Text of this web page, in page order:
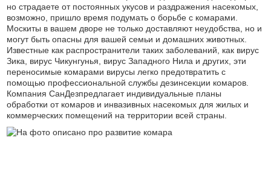
но страдаете от постоянных укусов и раздражения насекомых,
возможно, пришло время подумать о борьбе с комарами.
Москиты в вашем дворе не только доставляют неудобства, но и
могут быть опасны для вашей семьи и домашних животных.
Известные как распространители таких заболеваний, как вирус
Зика, вирус Чикунгунья, вирус Западного Нила и других, эти
переносимые комарами вирусы легко предотвратить с
помощью профессиональной службы дезинсекции комаров.
Компания СанДезпредлагает индивидуальные планы
обработки от комаров и инвазивных насекомых для жилых и
коммерческих помещений на территории всей страны.